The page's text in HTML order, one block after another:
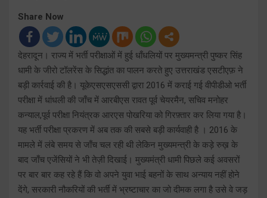
Share Now
देहरादून। राज्य में भर्ती परीक्षाओं में हुई धाँधलियों पर मुख्यमन्त्री पुष्कर सिंह
धामी के जीरो टॉलरेंस के सिद्धांत का पालन करते हुए उत्तराखंड एसटीएफ़ ने
बड़ी कार्रवाई की है। यूकेएसएसएससी द्वारा 2016 में कराई गई वीपीडीओ भर्ती
परीक्षा में धांधली की जाँच में आरबीएस रावत पूर्व चेयरमैन, सचिव मनोहर
कन्याल,पूर्व परीक्षा नियंत्रक आरएस पोखरिया को गिरफ़्तार कर लिया गया है।
यह भर्ती परीक्षा प्रकरण में अब तक की सबसे बड़ी कार्यवाही है । 2016 के
मामले में लंबे समय से जाँच चल रही थी लेकिन मुख्यमन्त्री के कड़े रुख़ के
बाद जाँच एजेंसियों ने भी तेज़ी दिखाई। मुख्यमंत्री धामी पिछले कई अवसरों
पर बार बार कह रहे हैं कि वो अपने युवा भाई बहनों के साथ अन्याय नहीं होने
देंगे, सरकारी नौकरियों की भर्ती में भ्रष्टाचार का जो दीमक लगा है उसे वे जड़